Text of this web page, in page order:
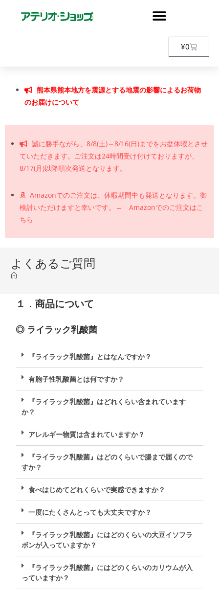
¥0
熊本県熊本地方を震源とする地震の影響によるお荷物
のお届けについて
誠に勝手ながら、8/8(土)～8/16(日)までをお盆休暇とさせ
ていただきます。ご注文は24時間受け付けておりますが、
8/17(月)以降順次発送となります。
Amazonでのご注文は、休暇期間中も発送となります。御
検討いただけますと幸いです。→ Amazonでのご注文はこ
ちら
よくあるご質問
１．商品について
◎ ライラック乳酸菌
『ライラック乳酸菌』とはなんですか？
有胞子性乳酸菌とは何ですか？
『ライラック乳酸菌』はどれくらい含まれています
か？
アレルギー物質は含まれていますか？
『ライラック乳酸菌』はどのくらいで腸まで届くので
すか？
食べはじめてどれくらいで実感できますか？
一度にたくさんとっても大丈夫ですか？
『ライラック乳酸菌』にはどのくらいの大豆イソフラ
ボンが入っていますか？
『ライラック乳酸菌』にはどのくらいのカリウムが入
っていますか？